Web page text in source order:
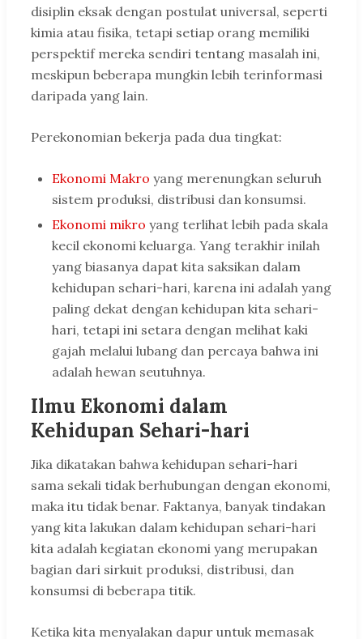
disiplin eksak dengan postulat universal, seperti
kimia atau fisika, tetapi setiap orang memiliki
perspektif mereka sendiri tentang masalah ini,
meskipun beberapa mungkin lebih terinformasi
daripada yang lain.
Perekonomian bekerja pada dua tingkat:
Ekonomi Makro yang merenungkan seluruh
sistem produksi, distribusi dan konsumsi.
Ekonomi mikro yang terlihat lebih pada skala
kecil ekonomi keluarga. Yang terakhir inilah
yang biasanya dapat kita saksikan dalam
kehidupan sehari-hari, karena ini adalah yang
paling dekat dengan kehidupan kita sehari-
hari, tetapi ini setara dengan melihat kaki
gajah melalui lubang dan percaya bahwa ini
adalah hewan seutuhnya.
Ilmu Ekonomi dalam
Kehidupan Sehari-hari
Jika dikatakan bahwa kehidupan sehari-hari
sama sekali tidak berhubungan dengan ekonomi,
maka itu tidak benar. Faktanya, banyak tindakan
yang kita lakukan dalam kehidupan sehari-hari
kita adalah kegiatan ekonomi yang merupakan
bagian dari sirkuit produksi, distribusi, dan
konsumsi di beberapa titik.
Ketika kita menyalakan dapur untuk memasak